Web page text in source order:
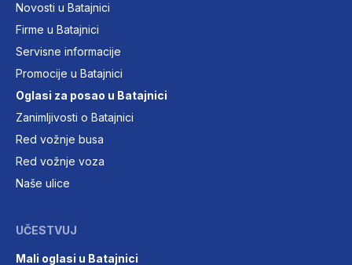
Novosti u Batajnici
Firme u Batajnici
Servisne informacije
Promocije u Batajnici
Oglasi za posao u Batajnici
Zanimljivosti o Batajnici
Red vožnje busa
Red vožnje voza
Naše ulice
UČESTVUJ
Mali oglasi u Batajnici